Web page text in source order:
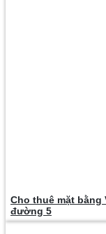
Cho thuê mặt bằng
đường 5